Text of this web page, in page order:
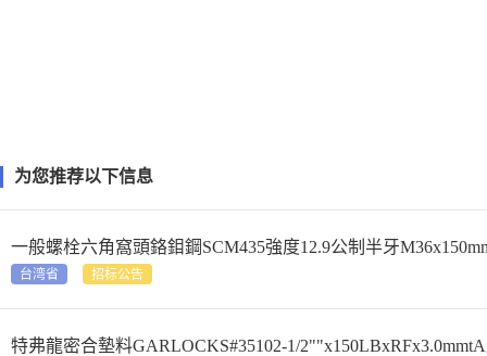
为您推荐以下信息
一般螺栓六角窩頭鉻鉬鋼SCM435強度12.9公制半牙
台湾省 招标公告
特弗龍密合墊料GARLOCKS#35102-1/